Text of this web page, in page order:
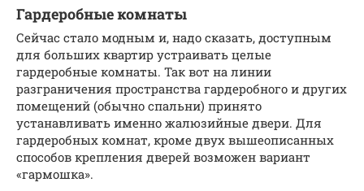
Гардеробные комнаты
Сейчас стало модным и, надо сказать, доступным
для больших квартир устраивать целые
гардеробные комнаты. Так вот на линии
разграничения пространства гардеробного и других
помещений (обычно спальни) принято
устанавливать именно жалюзийные двери. Для
гардеробных комнат, кроме двух вышеописанных
способов крепления дверей возможен вариант
«гармошка».